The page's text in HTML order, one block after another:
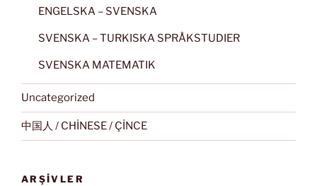
ENGELSKA – SVENSKA
SVENSKA – TURKISKA SPRÅKSTUDIER
SVENSKA MATEMATIK
Uncategorized
中国人 / CHİNESE / ÇİNCE
ARŞIVLER